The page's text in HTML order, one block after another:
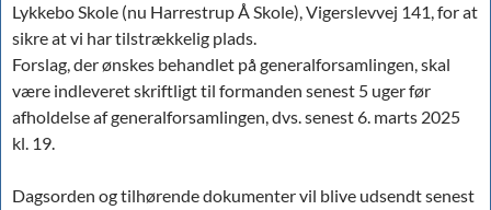
Lykkebo Skole (nu Harrestrup Å Skole), Vigerslevvej 141, for at
sikre at vi har tilstrækkelig plads.
Forslag, der ønskes behandlet på generalforsamlingen, skal
være indleveret skriftligt til formanden senest 5 uger før
afholdelse af generalforsamlingen, dvs. senest 6. marts 2025
kl. 19.
Dagsorden og tilhørende dokumenter vil blive udsendt senest